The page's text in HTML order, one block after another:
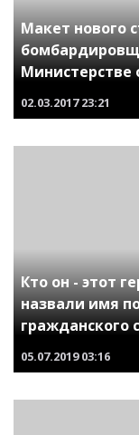
Макет нового
Министерстве
02.03.2017 23:21
Кто он - этот
назвали имя
гражданского
05.07.2019 03:16